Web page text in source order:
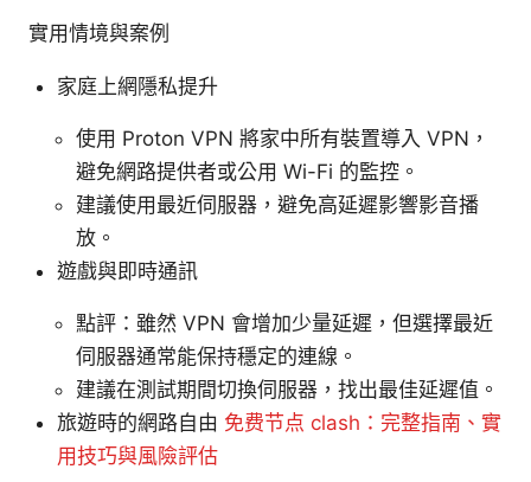
實用情境與案例
家庭上網隱私提升
使用 Proton VPN 將家中所有裝置導入 VPN，
避免網路提供者或公用 Wi-Fi 的監控。
建議使用最近伺服器，避免高延遲影響影音播
放。
遊戲與即時通訊
點評：雖然 VPN 會增加少量延遲，但選擇最近
伺服器通常能保持穩定的連線。
建議在測試期間切換伺服器，找出最佳延遲值。
旅遊時的網路自由 免费节点 clash：完整指南、實
用技巧與風險評估